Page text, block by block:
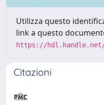
Utilizza questo
link a questo
https://hdl.handle.net/
Citazioni